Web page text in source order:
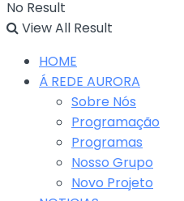
No Result
View All Result
HOME
Á REDE AURORA
Sobre Nós
Programação
Programas
Nosso Grupo
Novo Projeto